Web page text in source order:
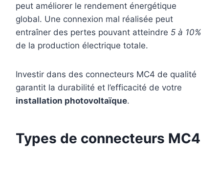
peut améliorer le rendement énergétique
global. Une connexion mal réalisée peut
entraîner des pertes pouvant atteindre 5 à 10%
de la production électrique totale.
Investir dans des connecteurs MC4 de qualité
garantit la durabilité et l’efficacité de votre
installation photovoltaïque.
Types de connecteurs MC4